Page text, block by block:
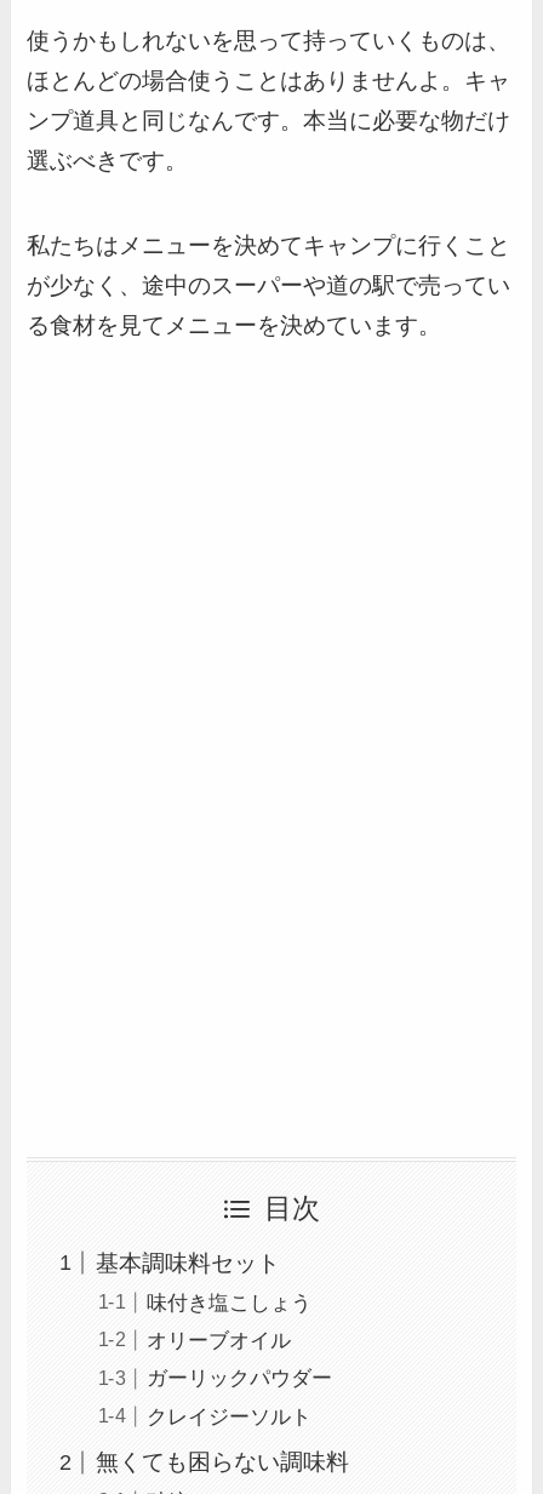
使うかもしれないを思って持っていくものは、
ほとんどの場合使うことはありませんよ。キャ
ンプ道具と同じなんです。本当に必要な物だけ
選ぶべきです。
私たちはメニューを決めてキャンプに行くこと
が少なく、途中のスーパーや道の駅で売ってい
る食材を見てメニューを決めています。
目次
基本調味料セット
味付き塩こしょう
オリーブオイル
ガーリックパウダー
クレイジーソルト
無くても困らない調味料